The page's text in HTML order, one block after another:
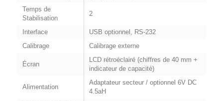
Temps de
Stabilisation
2
Interface
USB optionnel, RS-232
Calibrage
Calibrage externe
Écran
LCD rétroéclairé (chiffres de 40 mm +
indicateur de capacité)
Alimentation
Adaptateur secteur / optionnel 6V DC
4.5aH